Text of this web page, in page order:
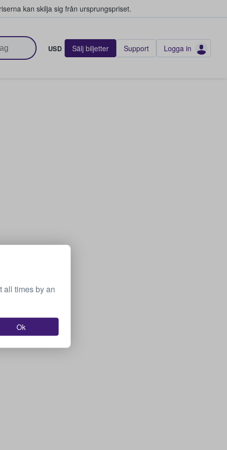
kan skilja sig från ursprungspriset.
USD Sälj biljetter Support Logga in
all times by an
Ok